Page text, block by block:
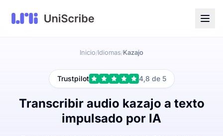
Inicio/Idiomas/Kazajo
Trustpilot 4,8 de 5
Transcribir audio kazajo a texto
impulsado por IA